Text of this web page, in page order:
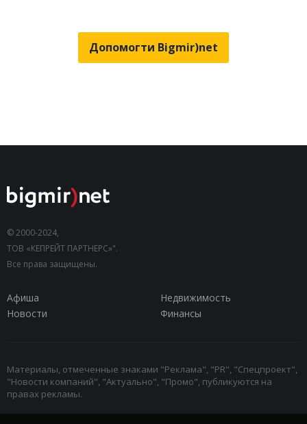
Допомогти Bigmir)net
© 2000-2024,
ТОВ «КЕПРЕЙТ ПАРТНЕРС»".
Все права защищены.
Афиша
Недвижимость
Новости
Финансы
Материалы, отмеченные знаками "Реклама", "PR", "Спецпроект",
"Новости компаний", "Актуально", "Промо", публикуются на
правах рекламы.